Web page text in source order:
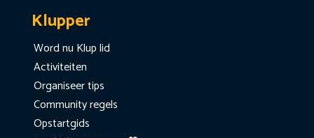
Klupper
Word nu Klup lid
Activiteiten
Organiseer tips
Community regels
Opstartgids